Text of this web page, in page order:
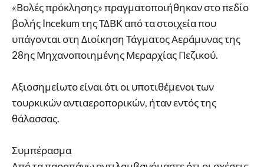
«Βολές πρόκλησης» πραγματοποιήθηκαν στο πεδίο
βολής Incekum της ΤΔΒΚ από τα στοιχεία που
υπάγονται στη Διοίκηση Τάγματος Αεράμυνας της
28ης Μηχανοποιημένης Μεραρχίας Πεζικού.
Αξιοσημείωτο είναι ότι οι υποτιθέμενοι των
τουρκικών αντιαεροπορικών, ήταν εντός της
θάλασσας.
Συμπέρασμα